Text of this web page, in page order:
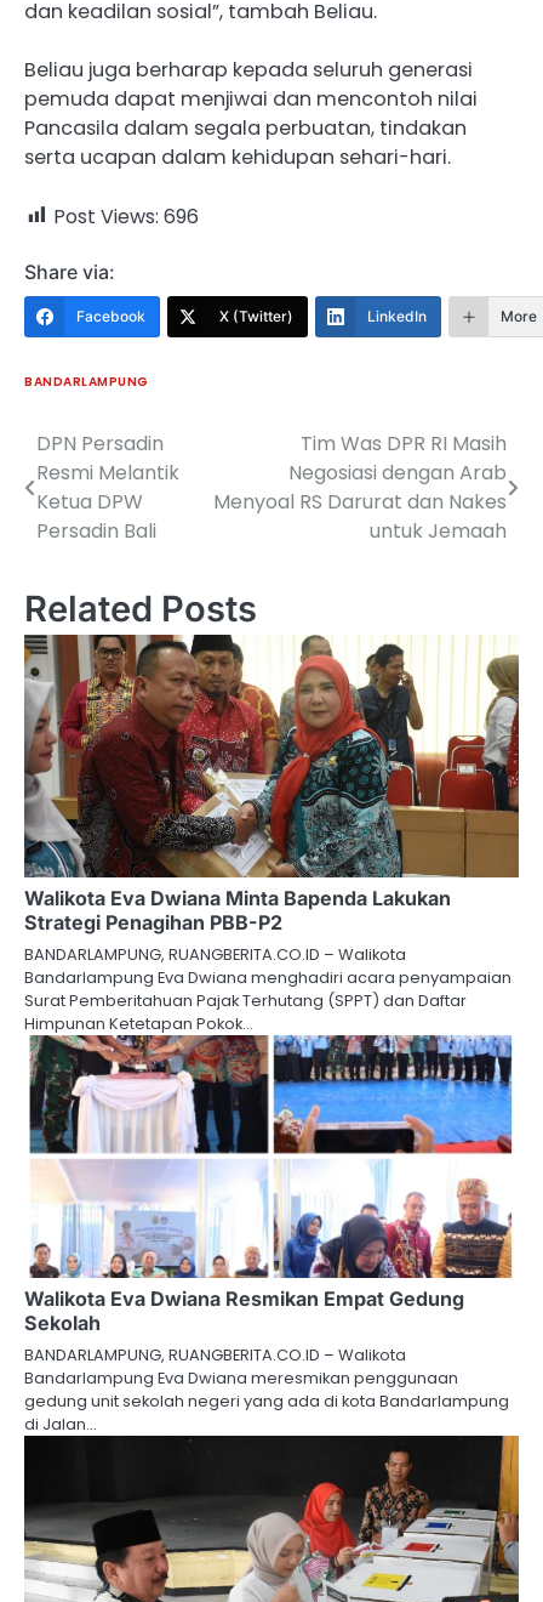
dan keadilan sosial”, tambah Beliau.
Beliau juga berharap kepada seluruh generasi
pemuda dapat menjiwai dan mencontoh nilai
Pancasila dalam segala perbuatan, tindakan
serta ucapan dalam kehidupan sehari-hari.
Post Views: 696
Share via:
Facebook X (Twitter) LinkedIn More
BANDARLAMPUNG
Navigasi
pos
DPN Persadin
Resmi Melantik
Ketua DPW
Persadin Bali
Tim Was DPR RI Masih
Negosiasi dengan Arab
Menyoal RS Darurat dan Nakes
untuk Jemaah
Related Posts
Walikota Eva Dwiana Minta Bapenda Lakukan
Strategi Penagihan PBB-P2
BANDARLAMPUNG, RUANGBERITA.CO.ID – Walikota
Bandarlampung Eva Dwiana menghadiri acara penyampaian
Surat Pemberitahuan Pajak Terhutang (SPPT) dan Daftar
Himpunan Ketetapan Pokok…
Walikota Eva Dwiana Resmikan Empat Gedung
Sekolah
BANDARLAMPUNG, RUANGBERITA.CO.ID – Walikota
Bandarlampung Eva Dwiana meresmikan penggunaan
gedung unit sekolah negeri yang ada di kota Bandarlampung
di Jalan…